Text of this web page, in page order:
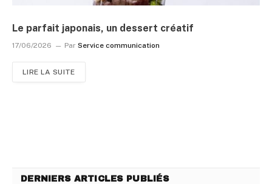
Le parfait japonais, un dessert créatif
17/06/2026 Par Service communication
LIRE LA SUITE
DERNIERS ARTICLES PUBLIÉS